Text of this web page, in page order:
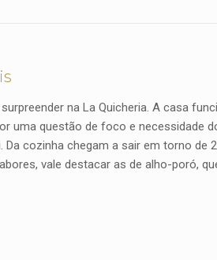
na La Quicheria. A casa
uma questão de foco e necessidade
Da cozinha chegam a sair em torno
vale destacar as de alho-poró,